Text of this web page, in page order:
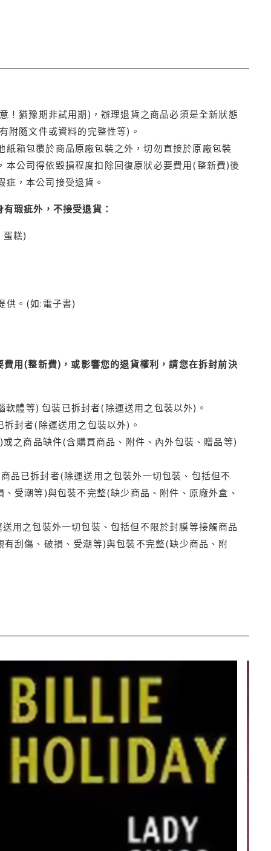
！猶豫期非試用期)，辦理退貨之商品必須是全新狀態
附隨文件或資料的完整性等)。
箱包覆於商品原廠包裝之外，切勿直接於原廠包裝
公司得依毀損程度扣除回復原狀必要費用(整新費)後
，本公司接受退貨。
瑕疵外，不接受退貨：
蛋糕)
供。(如:電子書)
用(整新費)，或影響您的退貨權利，請您在拆封前決
體等) 包裝已拆封者(除運送用之包裝以外)。
封者(除運送用之包裝以外)。
之商品缺件(含購買商品、附件、內外包裝、贈品等)
品已拆封者(除運送用之包裝外一切包裝、包括但不
受潮等)與包裝不完整(缺少商品、附件、原廠外盒、
用之包裝外一切包裝、包括但不限於封膜等接觸商品
刮傷、破損、受潮等)與包裝不完整(缺少商品、附